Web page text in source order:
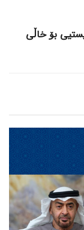
بۆ خاڵی